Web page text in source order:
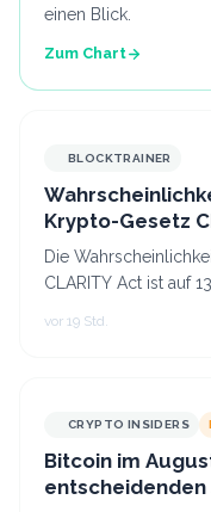
einen Blick.
Zum Chart
BLOCKTRAINER
Krypto-Gesetz
Die
CLARITY Act ist auf
vor 19 Std.
CRYPTO INSIDERS
Bitcoin im
entscheidenden